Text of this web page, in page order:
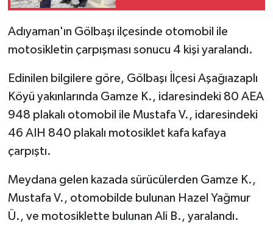
Adıyaman'ın Gölbaşı ilçesinde otomobil ile
motosikletin çarpışması sonucu 4 kişi yaralandı.
Edinilen bilgilere göre, Gölbaşı İlçesi Aşağıazaplı
Köyü yakınlarında Gamze K., idaresindeki 80 AEA
948 plakalı otomobil ile Mustafa V., idaresindeki
46 AIH 840 plakalı motosiklet kafa kafaya
çarpıştı.
Meydana gelen kazada sürücülerden Gamze K.,
Mustafa V., otomobilde bulunan Hazel Yağmur
Ü., ve motosiklette bulunan Ali B., yaralandı.